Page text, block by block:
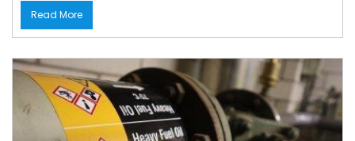
Read More